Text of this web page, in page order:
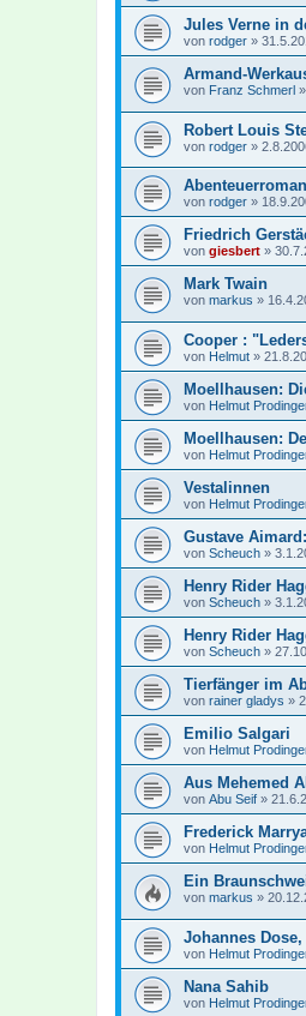
Jules Verne in
von rodger »
Armand-
von Franz Schmerl »
Robert Louis
von rodger »
Abenteuerroman
von rodger »
Friedrich
von giesbert »
Mark Twain
von markus »
Cooper :
von Helmut »
Moellhausen:
von Helmut
Moellhausen:
von Helmut
Vestalinnen
von Helmut
Gustave
von Scheuch »
Henry Rider
von Scheuch »
Henry Rider
von Scheuch »
Tierfänger im
von rainer gladys »
Emilio Salgari
von Helmut
Aus Mehemed
von Abu Seif »
Frederick
von Helmut
Ein
von markus »
Johannes
von Helmut
Nana Sahib
von Helmut